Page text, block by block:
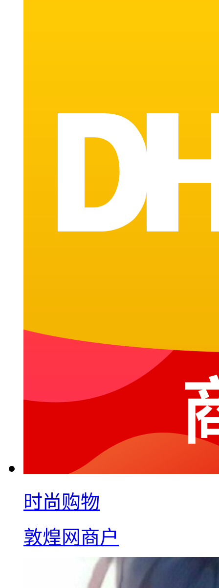
时尚购物
敦煌网商户